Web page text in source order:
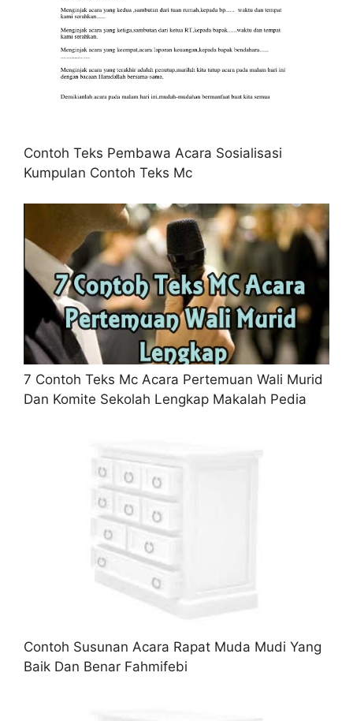
Contoh Teks Pembawa Acara Sosialisasi
Kumpulan Contoh Teks Mc
7 Contoh Teks Mc Acara Pertemuan Wali Murid
Dan Komite Sekolah Lengkap Makalah Pedia
Contoh Susunan Acara Rapat Muda Mudi Yang
Baik Dan Benar Fahmifebi